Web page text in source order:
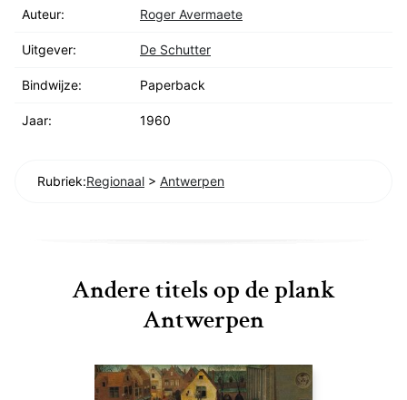
Auteur: Roger Avermaete
Uitgever: De Schutter
Bindwijze: Paperback
Jaar: 1960
Rubriek:Regionaal > Antwerpen
Andere titels op de plank
Antwerpen